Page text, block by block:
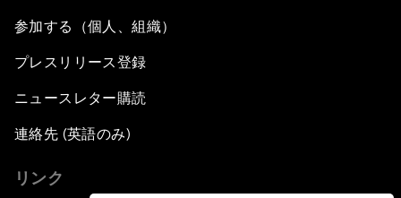
参加する（個人、組織）
プレスリリース登録
ニュースレター購読
連絡先 (英語のみ)
リンク